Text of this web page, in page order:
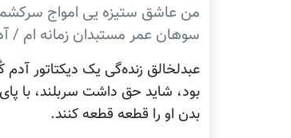
من عاشق ستیزه یی امواج
سوهان عمر مستبدان زمانه ام
عبدلخالق زنده‌گی يک ديکتاتور آدم
بود، شايد حق داشت سربلند، با
بدن او را قطعه قطعه کنند.